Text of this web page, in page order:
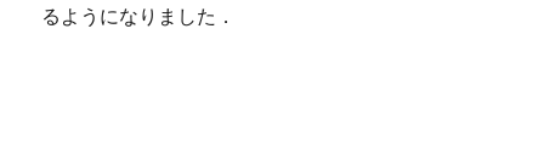
るようになりました．